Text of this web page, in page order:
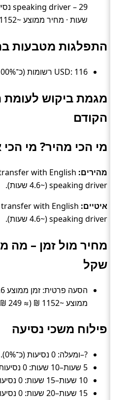
שעות · מחיר ממוצע ~1152 ₪
התפלגות מטבעות
USD: 116 רשומות (כ־100%).
מגמת ביקוש
הקודם
מי הכי מהיר? מי הכי
מהירים: with English
speaking driver (~4.6 שעות).
איטיים: with English
speaking driver (~4.6 שעות).
מחיר מול זמן – מה
שקל
ממוצע ~1152 ₪ (≈ 249 ₪ לשעה).
פילוח משכי נסיעה
?–ומעלה: 0 נסיעות (כ־0%).
5 שעות–10 שעות: 0 נסיעות (כ־0%).
10 שעות–15 שעות: 0 נסיעות (כ־0%).
15 שעות–20 שעות: 0 נסיעות (כ־0%).